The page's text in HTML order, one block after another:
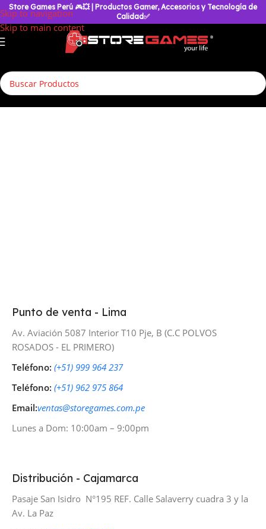
Skip to navigation
Skip to main content
Store Games Perú 🎮💥
| Productos Gamer, Accesorios y Tecnología de
Calidad✅
Punto de venta - Lima
Av. Aviación 5087 Interior T10 Pje, B (C.C POLVOS
ROSADOS - EL PRIMERO)
Teléfono: (+51) 999 964 237
Teléfono: (+51) 962 975 864
Email:ventas@storegames.com.pe
Lunes a Dom: 10:00am – 9:00pm
Distribución - Cajamarca
Pasaje San Isidro N°195 REF. Calle Salaverry cuadra 3 y la
Av. La Paz